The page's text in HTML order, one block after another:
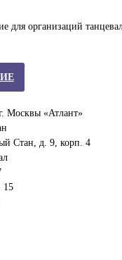
для организаций
Москвы «Атлант»
Стан, д. 9, корп. 4
15